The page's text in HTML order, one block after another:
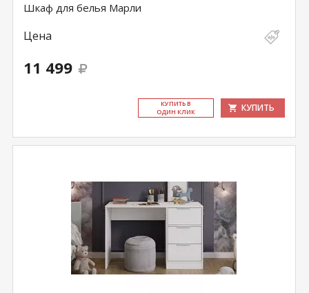
Шкаф для белья Марли
Цена
11 499
КУ­ПИТЬ В
ОДИН КЛИК
КУПИТЬ